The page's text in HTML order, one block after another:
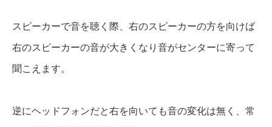
スピーカーで音を聴く際、右のスピーカーの方を向けば
右のスピーカーの音が大きくなり音がセンターに寄って
聞こえます。
逆にヘッドフォンだと右を向いても音の変化は無く、常